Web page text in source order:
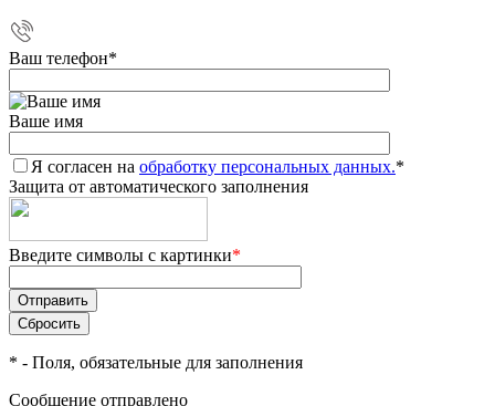
Ваш телефон*
Ваше имя
Я согласен на обработку персональных данных.*
Защита от автоматического заполнения
Введите символы с картинки*
* - Поля, обязательные для заполнения
Сообщение отправлено